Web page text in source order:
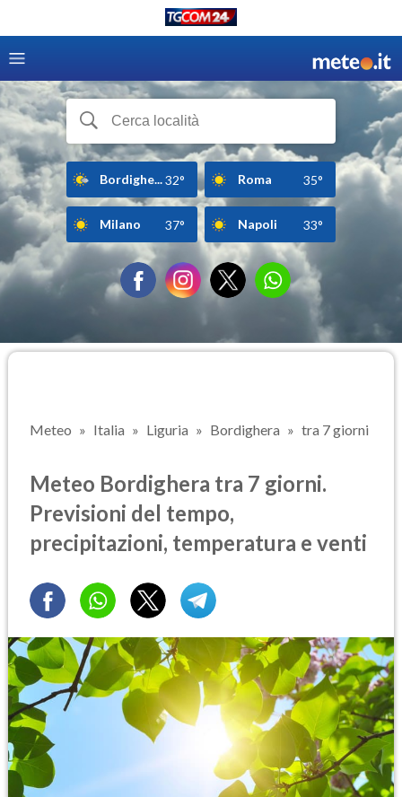
Bordighe...32° Roma 35°
Milano 37° Napoli 33°
Meteo Italia Liguria Bordighera tra 7 giorni
Meteo Bordighera tra 7 giorni.
Previsioni del tempo,
precipitazioni, temperatura e venti